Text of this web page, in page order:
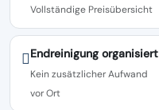
Vollständige Preisübersicht
Endreinigung organisiert
Kein zusätzlicher Aufwand
vor Ort